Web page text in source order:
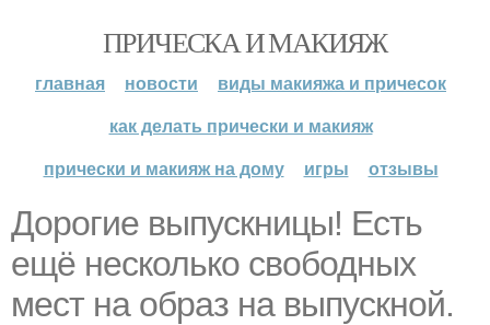
ПРИЧЕСКА И МАКИЯЖ
главная новости
виды макияжа и причесок
как делать прически и макияж
прически и макияж на дому
игры отзывы
Дорогие выпускницы! Есть
ещё несколько свободных
мест на образ на выпускной.